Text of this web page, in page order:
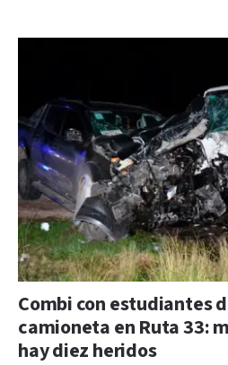
Combi con estudiantes
camioneta en Ruta 33:
hay diez heridos